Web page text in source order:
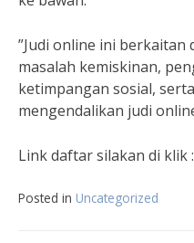
”Judi online ini
masalah kemiskinan,
ketimpangan sosial,
mengendalikan judi
Link daftar silakan di klik :
Posted in Uncategorized